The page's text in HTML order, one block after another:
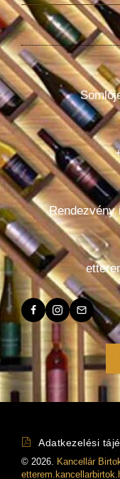
Rendezvény
© 2026. Kancellár
Adatkezelési